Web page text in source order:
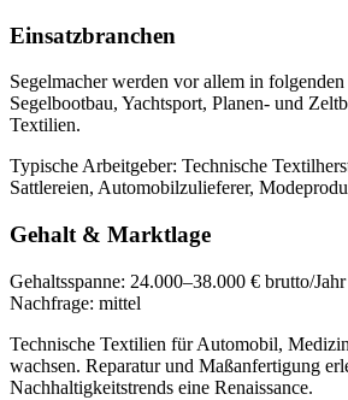
Einsatzbranchen
Segelmacherwerden vor allem in folgenden
Segelbootbau, Yachtsport, Planen- und
Textilien.
Typische Arbeitgeber: Technische
Sattlereien, Automobilzulieferer,
Gehalt & Marktlage
Gehaltsspanne: 24.000–38.000 € brutto/Jahr
Nachfrage: mittel
Technische Textilien für Automobil,
wachsen. Reparatur und Maßanfertigung
Nachhaltigkeitstrends eine Renaissance.